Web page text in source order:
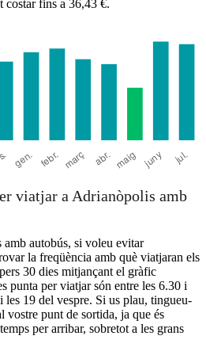
costar fins a 36,43 €.
viatjar a Adrianòpolis amb
autobús, si voleu evitar
la freqüència amb què viatjaran els
30 dies mitjançant el gràfic
punta per viatjar són entre les 6.30 i
les 19 del vespre. Si us plau, tingueu-
vostre punt de sortida, ja que és
per arribar, sobretot a les grans